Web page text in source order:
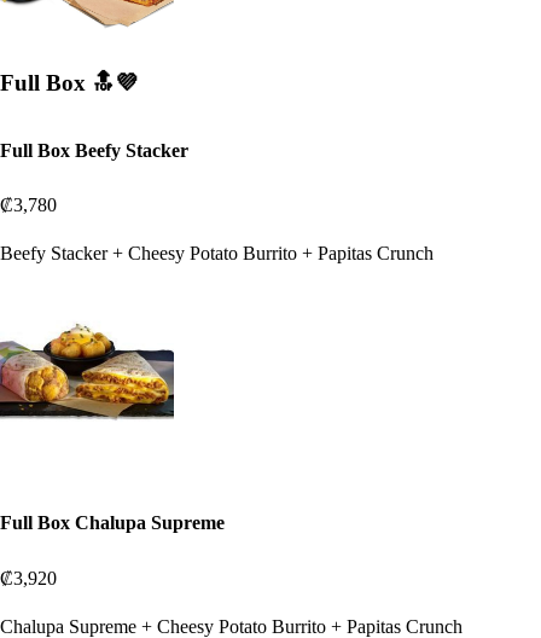
Full Box 🔝💜
Full Box Beefy Stacker
₡3,780
Beefy Stacker + Cheesy Potato Burrito + Papitas Crunch
Full Box Chalupa Supreme
₡3,920
Chalupa Supreme + Cheesy Potato Burrito + Papitas Crunch